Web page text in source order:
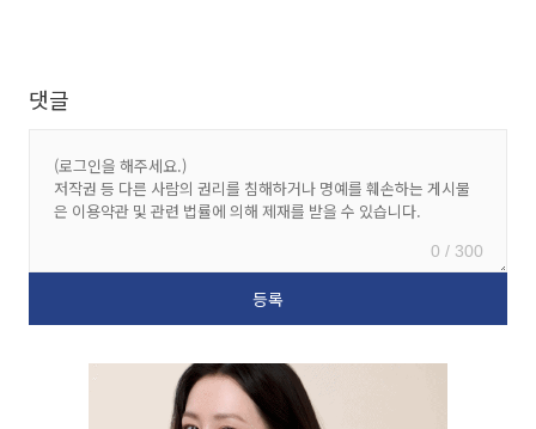
댓글
0 / 300